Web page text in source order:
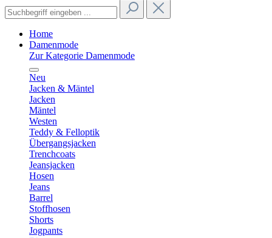
Home
Damenmode
Zur Kategorie Damenmode
Neu
Jacken & Mäntel
Jacken
Mäntel
Westen
Teddy & Felloptik
Übergangsjacken
Trenchcoats
Jeansjacken
Hosen
Jeans
Barrel
Stoffhosen
Shorts
Jogpants